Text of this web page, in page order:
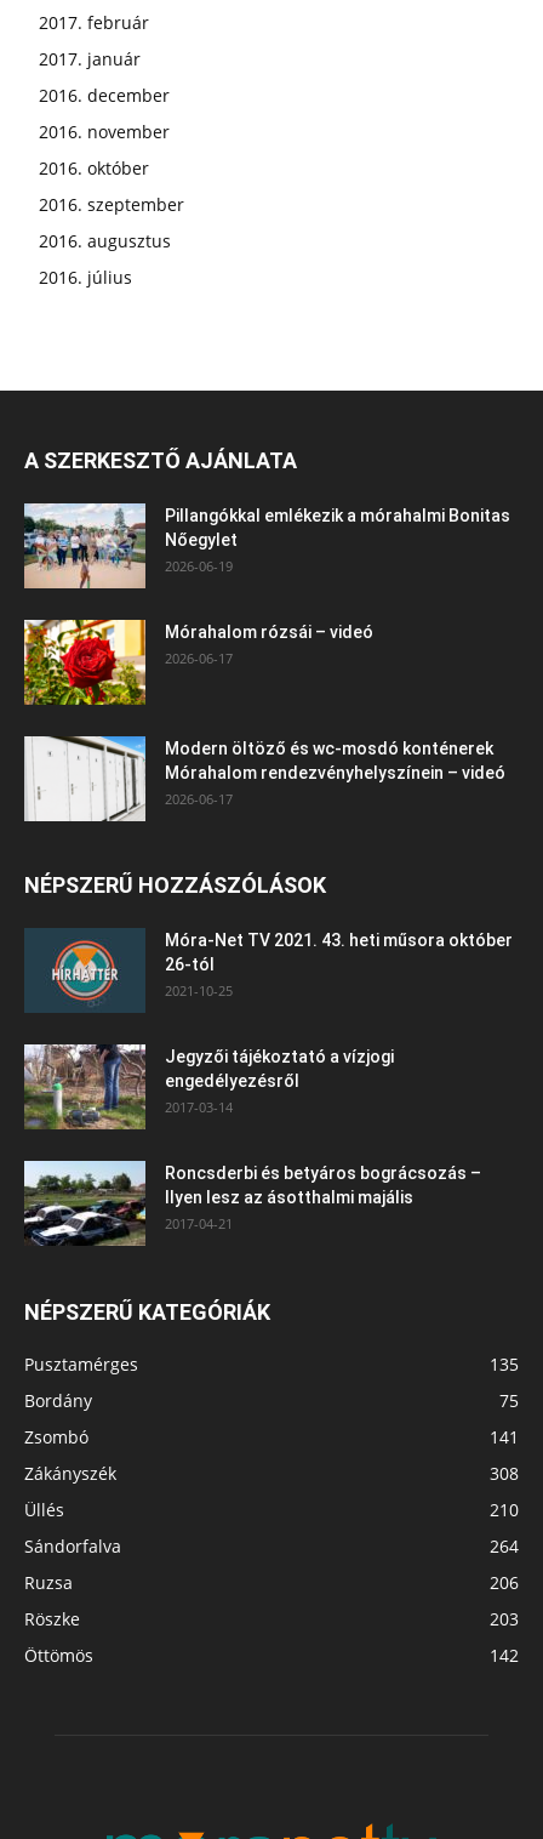
2017. február
2017. január
2016. december
2016. november
2016. október
2016. szeptember
2016. augusztus
2016. július
A SZERKESZTŐ AJÁNLATA
Pillangókkal emlékezik a mórahalmi Bonitas
Nőegylet
2026-06-19
Mórahalom rózsái – videó
2026-06-17
Modern öltöző és wc-mosdó konténerek
Mórahalom rendezvényhelyszínein – videó
2026-06-17
NÉPSZERŰ HOZZÁSZÓLÁSOK
Móra-Net TV 2021. 43. heti műsora október
26-tól
2021-10-25
Jegyzői tájékoztató a vízjogi
engedélyezésről
2017-03-14
Roncsderbi és betyáros bográcsozás –
Ilyen lesz az ásotthalmi majális
2017-04-21
NÉPSZERŰ KATEGÓRIÁK
Pusztamérges
135
Bordány
75
Zsombó
141
Zákányszék
308
Üllés
210
Sándorfalva
264
Ruzsa
206
Röszke
203
Öttömös
142